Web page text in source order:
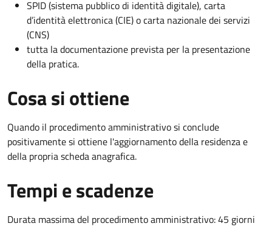
SPID (sistema pubblico di identità digitale), carta
d’identità elettronica (CIE) o carta nazionale dei servizi
(CNS)
tutta la documentazione prevista per la presentazione
della pratica.
Cosa si ottiene
Quando il procedimento amministrativo si conclude
positivamente si ottiene l'aggiornamento della residenza e
della propria scheda anagrafica.
Tempi e scadenze
Durata massima del procedimento amministrativo: 45 giorni